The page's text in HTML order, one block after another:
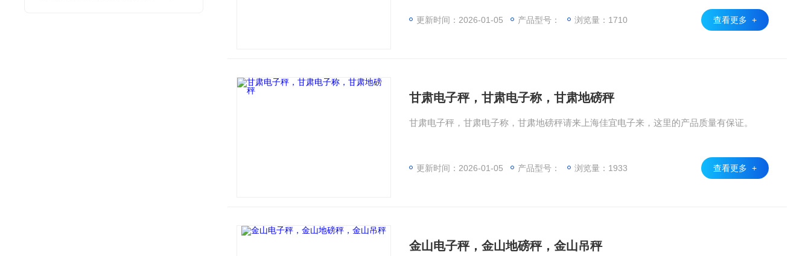
更新时间：2026-01-05 产品型号： 浏览量：1710 查看更多 +
甘肃电子秤，甘肃电子称，甘肃地磅秤
甘肃电子秤，甘肃电子称，甘肃地磅秤请来上海佳宜电子来，这里的产品质量有保证。
更新时间：2026-01-05 产品型号： 浏览量：1933 查看更多 +
金山电子秤，金山地磅秤，金山吊秤